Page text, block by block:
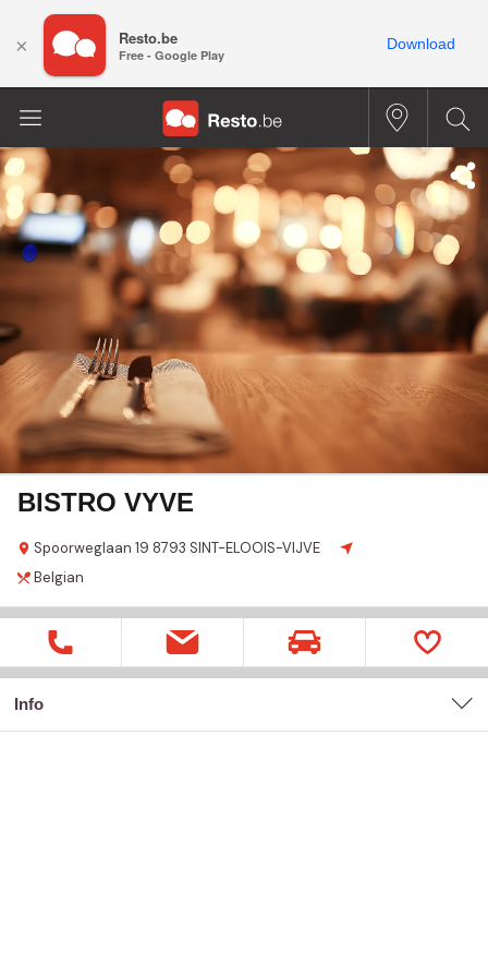
BISTRO VYVE
Spoorweglaan 19 8793 SINT-ELOOIS-VIJVE
Belgian
Info
× Resto.be
Free - Google Play
Download